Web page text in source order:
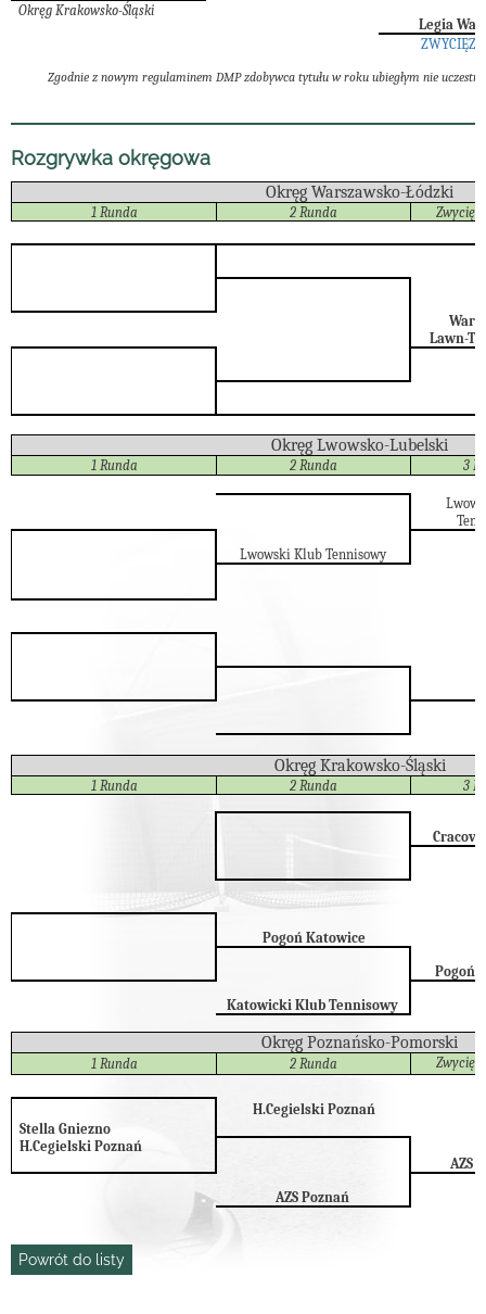
Okręg Krakowsko-Śląski
Legia
Zgodnie z nowym regulaminem DMP zdobywca tytułu w roku ubiegłym nie
Rozgrywka okręgowa
Okręg Warszawsko-Łódzki
1 Runda 2 Runda
Lawn-
Okręg Lwowsko-Lubelski
1 Runda 2 Runda 3
Lwowski Klub Tennisowy
Okręg Krakowsko-Śląski
1 Runda 2 Runda 3
Pogoń Katowice
Pogoń
Katowicki Klub Tennisowy
Okręg Poznańsko-Pomorski
1 Runda 2 Runda
Stella Gniezno
H.Cegielski Poznań
H.Cegielski Poznań
AZS
AZS Poznań
Powrót do listy